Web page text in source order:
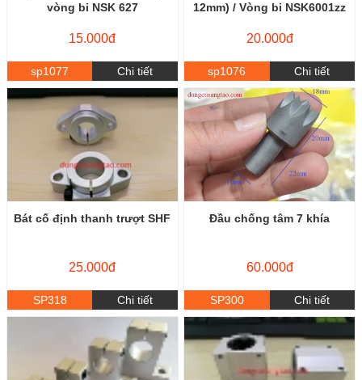
vòng bi NSK 627
15.000đ
sp1077 Chi tiết
12mm) / Vòng bi NSK6001zz
20.000đ
sp1076 Chi tiết
Bát cố định thanh trượt SHF
25.000đ
SP318 Chi tiết
Đầu chống tâm 7 khía
60.000đ
SP300 Chi tiết